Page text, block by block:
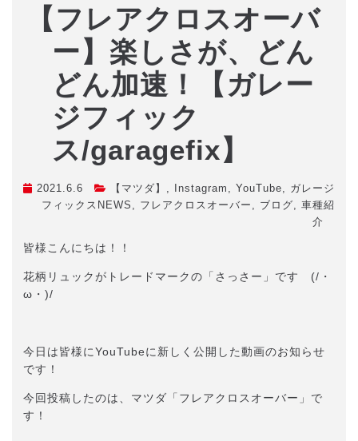
【フレアクロスオーバ
ー】楽しさが、どん
どん加速！【ガレー
ジフィック
ス/garagefix】
2021.6.6 【マツダ】 , Instagram , YouTube, ガレージ
フィックスNEWS , フレアクロスオーバー , ブログ, 車種紹
介
皆様こんにちは！！
花柄リュックがトレードマークの「さっさー」です (/・
ω・)/
今日は皆様にYouTubeに新しく公開した動画のお知らせ
です！
今回投稿したのは、マツダ「フレアクロスオーバー」で
す！